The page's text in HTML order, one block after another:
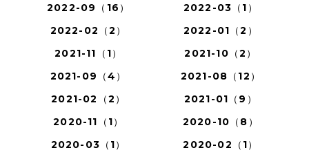
2022-09（16）
2022-03（1）
2022-02（2）
2022-01（2）
2021-11（1）
2021-10（2）
2021-09（4）
2021-08（12）
2021-02（2）
2021-01（9）
2020-11（1）
2020-10（8）
2020-03（1）
2020-02（1）